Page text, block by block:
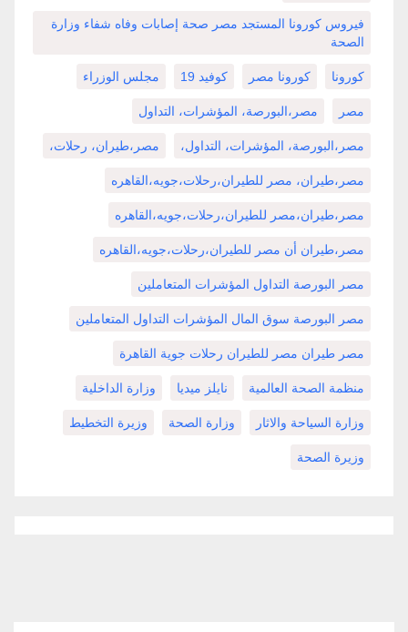
فيروس كورونا المستجد مصر صحة إصابات وفاه شفاء وزارة
الصحة
كورونا كورونا مصر كوفيد 19 مجلس الوزراء
مصر مصر،البورصة، المؤشرات، التداول
مصر،البورصة، المؤشرات، التداول، مصر،طيران، رحلات،
مصر،طيران، مصر للطيران،رحلات،جويه،القاهره
مصر،طيران،مصر للطيران،رحلات،جويه،القاهره
مصر،طيران أن مصر للطيران،رحلات،جويه،القاهره
مصر البورصة التداول المؤشرات المتعاملين
مصر البورصة سوق المال المؤشرات التداول المتعاملين
مصر طيران مصر للطيران رحلات جوية القاهرة
منظمة الصحة العالمية نايلز ميديا وزارة الداخلية
وزارة السياحة والاثار وزارة الصحة وزيرة التخطيط
وزيرة الصحة